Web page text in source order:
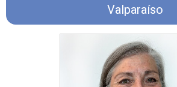
Valparaíso